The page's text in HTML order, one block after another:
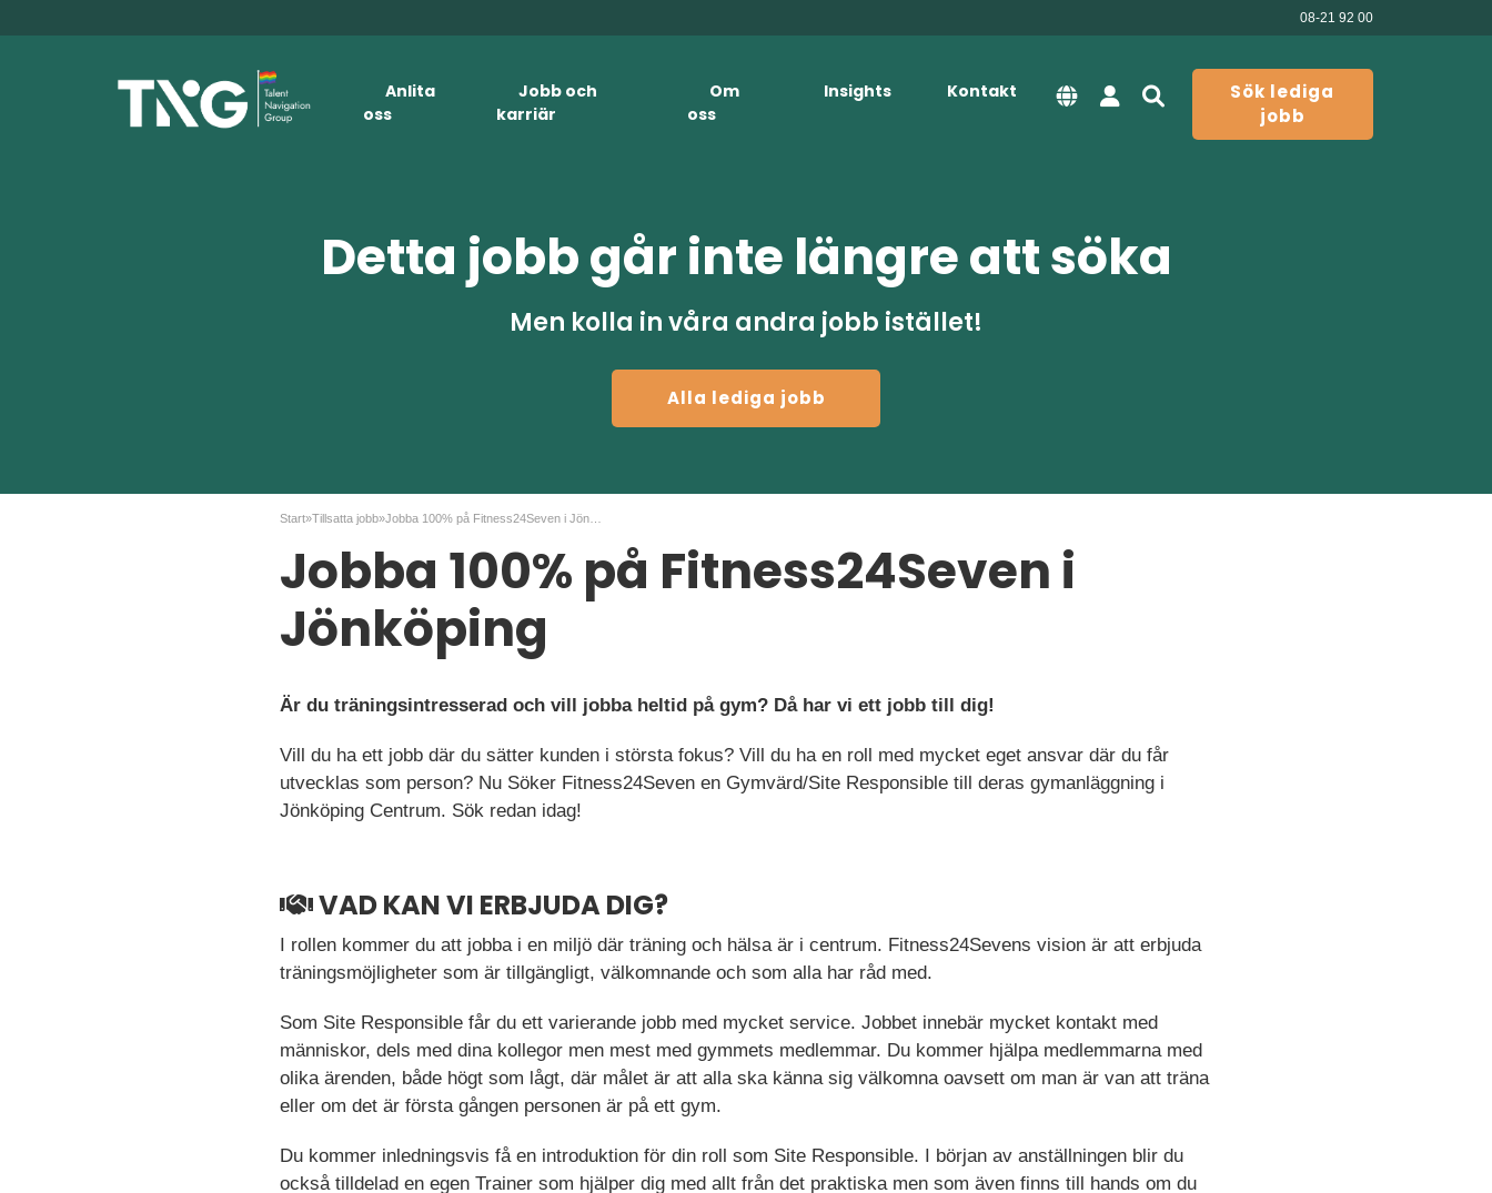
08-21 92 00
Anlita
oss
Jobb och
karriär
Om
oss
Insights Kontakt
Sök lediga
jobb
Detta jobb går inte längre att söka
Men kolla in våra andra jobb istället!
Alla lediga jobb
Start»Tillsatta jobb»
Jobba 100% på Fitness24Seven i
Jönköping
Är du träningsintresserad och vill jobba heltid på gym? Då har vi ett jobb till dig!
Vill du ha ett jobb där du sätter kunden i största fokus? Vill du ha en roll med mycket eget ansvar där du får
utvecklas som person? Nu Söker Fitness24Seven en Gymvärd/Site Responsible till deras gymanläggning i
Jönköping Centrum. Sök redan idag!
VAD KAN VI ERBJUDA DIG?
I rollen kommer du att jobba i en miljö där träning och hälsa är i centrum. Fitness24Sevens vision är att erbjuda
träningsmöjligheter som är tillgängligt, välkomnande och som alla har råd med.
Som Site Responsible får du ett varierande jobb med mycket service. Jobbet innebär mycket kontakt med
människor, dels med dina kollegor men mest med gymmets medlemmar. Du kommer hjälpa medlemmarna med
olika ärenden, både högt som lågt, där målet är att alla ska känna sig välkomna oavsett om man är van att träna
eller om det är första gången personen är på ett gym.
Du kommer inledningsvis få en introduktion för din roll som Site Responsible. I början av anställningen blir du
också tilldelad en egen Trainer som hjälper dig med allt från det praktiska men som även finns till hands om du